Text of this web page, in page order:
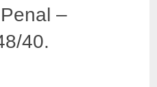
–
40.